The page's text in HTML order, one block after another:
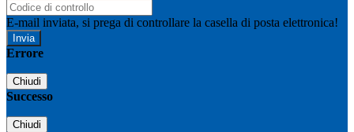
E-mail inviata, si prega di controllare la casella di posta elettronica!
Errore
Chiudi
Successo
Chiudi